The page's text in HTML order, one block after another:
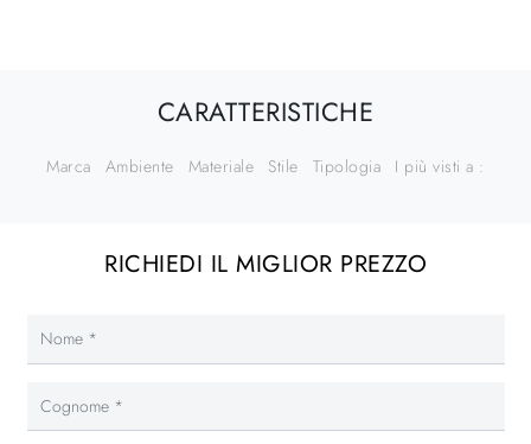
CARATTERISTICHE
Marca Ambiente Materiale Stile Tipologia I più visti a :
RICHIEDI IL MIGLIOR PREZZO